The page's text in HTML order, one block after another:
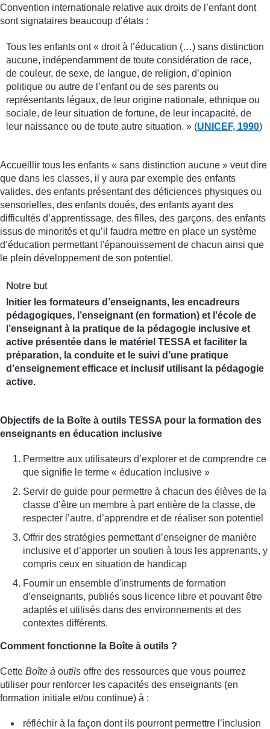
Convention internationale relative aux droits de l’enfant dont
sont signataires beaucoup d’états :
Tous les enfants ont « droit à l’éducation (…) sans distinction
aucune, indépendamment de toute considération de race,
de couleur, de sexe, de langue, de religion, d’opinion
politique ou autre de l’enfant ou de ses parents ou
représentants légaux, de leur origine nationale, ethnique ou
sociale, de leur situation de fortune, de leur incapacité, de
leur naissance ou de toute autre situation. » (UNICEF, 1990)
Accueillir tous les enfants « sans distinction aucune » veut dire
que dans les classes, il y aura par exemple des enfants
valides, des enfants présentant des déficiences physiques ou
sensorielles, des enfants doués, des enfants ayant des
difficultés d’apprentissage, des filles, des garçons, des enfants
issus de minorités et qu’il faudra mettre en place un système
d’éducation permettant l'épanouissement de chacun ainsi que
le plein développement de son potentiel.
Notre but
Initier les formateurs d’enseignants, les encadreurs
pédagogiques, l’enseignant (en formation) et l'école de
l’enseignant à la pratique de la pédagogie inclusive et
active présentée dans le matériel TESSA et faciliter la
préparation, la conduite et le suivi d’une pratique
d’enseignement efficace et inclusif utilisant la pédagogie
active.
Objectifs de la Boîte à outils TESSA pour la formation des
enseignants en éducation inclusive
Permettre aux utilisateurs d’explorer et de comprendre ce
que signifie le terme « éducation inclusive »
Servir de guide pour permettre à chacun des élèves de la
classe d’être un membre à part entière de la classe, de
respecter l’autre, d’apprendre et de réaliser son potentiel
Offrir des stratégies permettant d’enseigner de manière
inclusive et d’apporter un soutien à tous les apprenants, y
compris ceux en situation de handicap
Fournir un ensemble d'instruments de formation
d’enseignants, publiés sous licence libre et pouvant être
adaptés et utilisés dans des environnements et des
contextes différents.
Comment fonctionne la Boîte à outils ?
Cette Boîte à outils offre des ressources que vous pourrez
utiliser pour renforcer les capacités des enseignants (en
formation initiale et/ou continue) à :
réfléchir à la façon dont ils pourront permettre l’inclusion